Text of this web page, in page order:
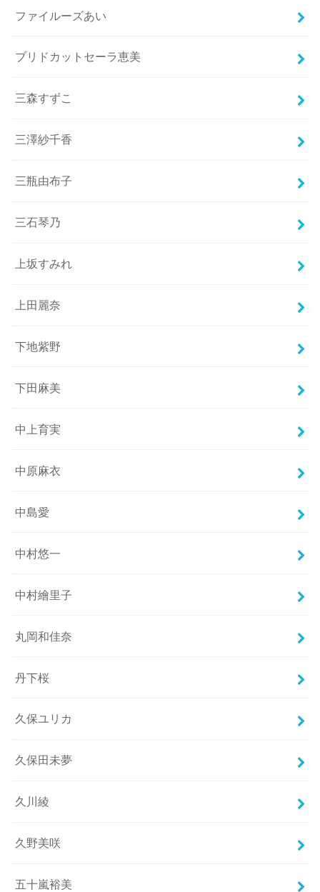
ファイルーズあい
ブリドカットセーラ恵美
三森すずこ
三澤紗千香
三瓶由布子
三石琴乃
上坂すみれ
上田麗奈
下地紫野
下田麻美
中上育実
中原麻衣
中島愛
中村悠一
中村繪里子
丸岡和佳奈
丹下桜
久保ユリカ
久保田未夢
久川綾
久野美咲
五十嵐裕美